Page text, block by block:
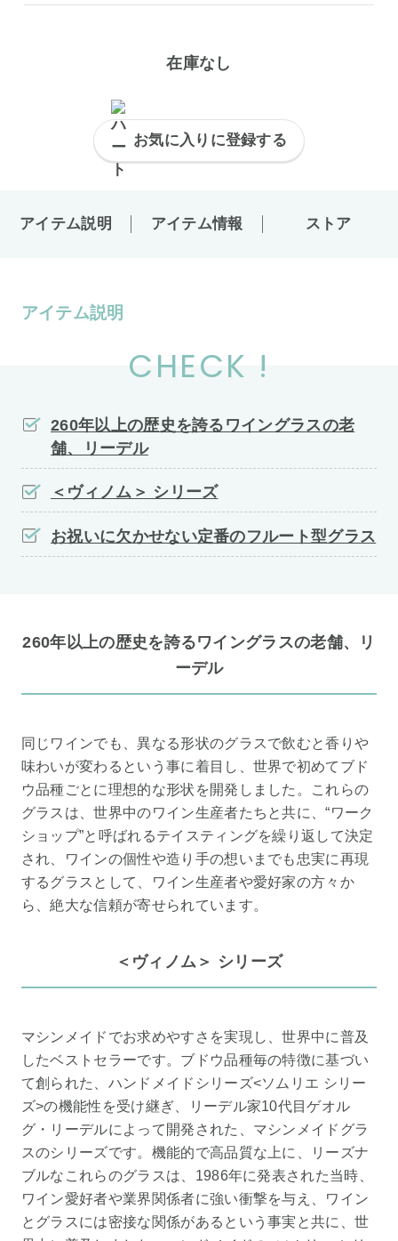
在庫なし
お気に入りに登録する
アイテム説明 アイテム情報 ストア
アイテム説明
CHECK !
260年以上の歴史を誇るワイングラスの老
舗、リーデル
＜ヴィノム＞ シリーズ
お祝いに欠かせない定番のフルート型グラス
260年以上の歴史を誇るワイングラスの老舗、リ
ーデル
同じワインでも、異なる形状のグラスで飲むと香りや
味わいが変わるという事に着目し、世界で初めてブド
ウ品種ごとに理想的な形状を開発しました。これらの
グラスは、世界中のワイン生産者たちと共に、“ワーク
ショップ”と呼ばれるテイスティングを繰り返して決定
され、ワインの個性や造り手の想いまでも忠実に再現
するグラスとして、ワイン生産者や愛好家の方々か
ら、絶大な信頼が寄せられています。
＜ヴィノム＞ シリーズ
マシンメイドでお求めやすさを実現し、世界中に普及
したベストセラーです。ブドウ品種毎の特徴に基づい
て創られた、ハンドメイドシリーズ<ソムリエ シリー
ズ>の機能性を受け継ぎ、リーデル家10代目ゲオル
グ・リーデルによって開発された、マシンメイドグラ
スのシリーズです。機能的で高品質な上に、リーズナ
ブルなこれらのグラスは、1986年に発表された当時、
ワイン愛好者や業界関係者に強い衝撃を与え、ワイン
とグラスには密接な関係があるという事実と共に、世